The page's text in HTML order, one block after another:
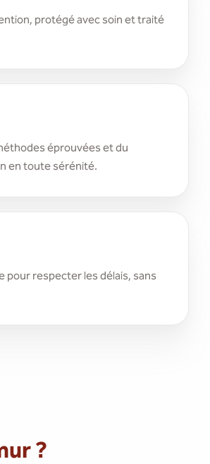
protégé avec soin et traité
éprouvées et du
en toute sérénité.
pour respecter les délais, sans
?